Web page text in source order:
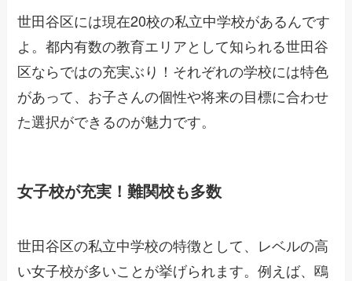
世田谷区には現在20校の私立中学校があるんです
よ。都内有数の教育エリアとして知られる世田谷
区ならではの充実ぶり！それぞれの学校には特色
があって、お子さんの個性や将来の目標に合わせ
た選択ができるのが魅力です。
女子校が充実！難関校も多数
世田谷区の私立中学校の特徴として、レベルの高
い女子校が多いことが挙げられます。例えば、鴎